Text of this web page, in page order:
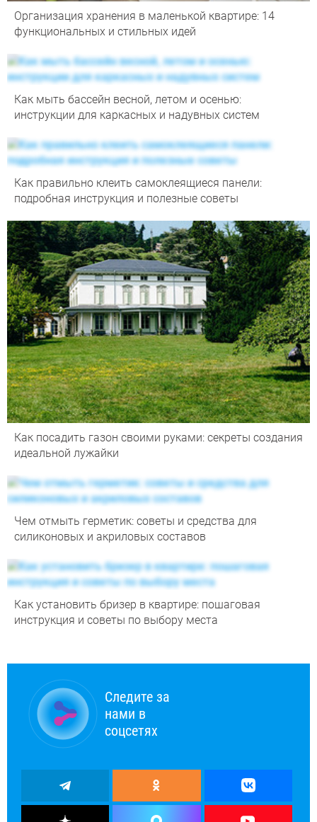
Организация хранения в маленькой квартире: 14
функциональных и стильных идей
Как мыть бассейн весной, летом и осенью:
инструкции для каркасных и надувных систем
Как правильно клеить самоклеящиеся панели:
подробная инструкция и полезные советы
Как посадить газон своими руками: секреты создания
идеальной лужайки
Чем отмыть герметик: советы и средства для
силиконовых и акриловых составов
Как установить бризер в квартире: пошаговая
инструкция и советы по выбору места
Следите за
нами в
соцсетях